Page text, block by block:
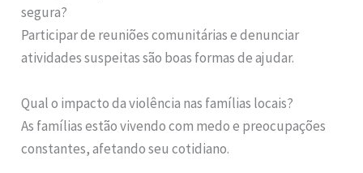
segura?
Participar de reuniões comunitárias e denunciar
atividades suspeitas são boas formas de ajudar.
Qual o impacto da violência nas famílias locais?
As famílias estão vivendo com medo e preocupações
constantes, afetando seu cotidiano.